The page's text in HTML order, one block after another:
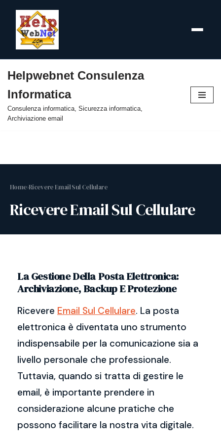
al
contenuto
Helpwebnet Consulenza
Informatica
Consulenza informatica, Sicurezza informatica,
Archiviazione email
Home›Ricevere Email Sul Cellulare
Ricevere Email Sul Cellulare
La Gestione Della Posta Elettronica:
Archiviazione, Backup E Protezione
Ricevere Email Sul Cellulare. La posta
elettronica è diventata uno strumento
indispensabile per la comunicazione sia a
livello personale che professionale.
Tuttavia, quando si tratta di gestire le
email, è importante prendere in
considerazione alcune pratiche che
possono facilitare la nostra vita digitale.